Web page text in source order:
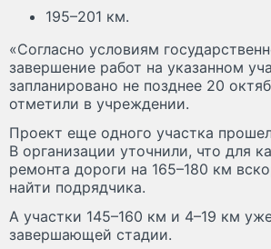
195–201 км.
«Согласно условиям
завершение работ на указанном
запланировано не позднее 20
отметили в учреждении.
Проект еще одного участка
В организации уточнили, что для
ремонта дороги на 165–180 км
найти подрядчика.
А участки 145–160 км и 4–19 км
завершающей стадии.